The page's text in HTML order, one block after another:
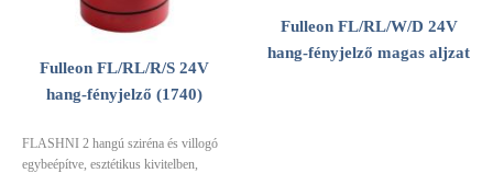
Fulleon FL/RL/R/S 24V
hang-fényjelző (1740)
FLASHNI 2 hangú sziréna és villogó
egybeépítve, esztétikus kivitelben,
Fulleon FL/RL/W/D 24V
hang-fényjelző magas aljzat